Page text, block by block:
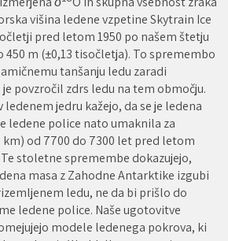
višina ledene vzpetine Skytrain Ice
pred letom 1950 po našem štetju
m (±0,13 tisočletja). To spremembo
tanšanju ledu zaradi
povzročil zdrs ledu na tem območju.
jedru kažejo, da se je ledena
ledene police nato umaknila za
od 7700 do 7300 let pred letom
stoletne spremembe dokazujejo,
masa z Zahodne Antarktike izgubi
ledu, ne da bi prišlo do
ledene police. Naše ugotovitve
modele ledenega pokrova, ki